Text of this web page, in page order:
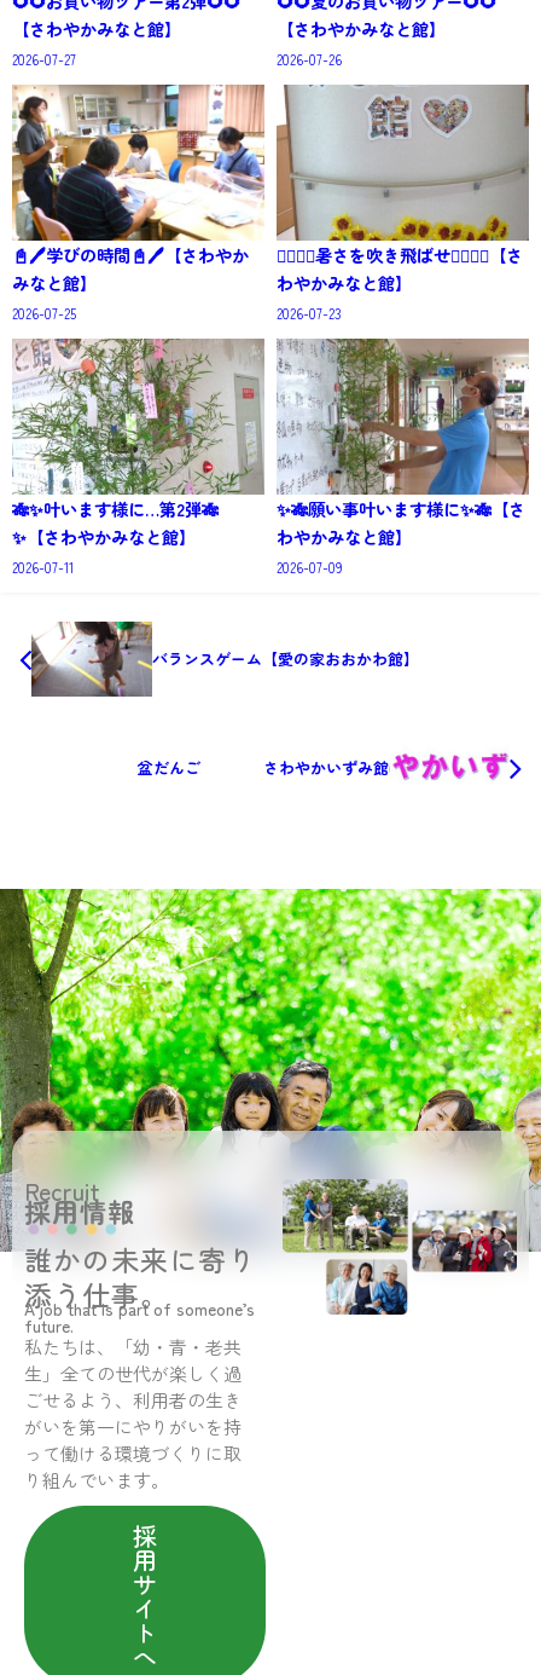
【さわやかみなと館】
2026-07-27
【さわやかみなと館】
2026-07-26
📓🖊️学びの時間📓🖊️【さわやか
みなと館】
2026-07-25
🏄‍♀️🏄‍♂️暑さを吹き飛ばせ🏄‍♀️🏄‍♂️【さ
わやかみなと館】
2026-07-23
🎋✨叶います様に…第2弾🎋
✨【さわやかみなと館】
2026-07-11
✨🎋願い事叶います様に✨🎋【さ
わやかみなと館】
2026-07-09
バランスゲーム【愛の家おおかわ館】
盆だんご さわやかいずみ館
Recruit
採用情報
誰かの未来に寄り
添う仕事。
A job that is part of someone’s
future.
私たちは、「幼・青・老共
生」全ての世代が楽しく過
ごせるよう、利用者の生き
がいを第一にやりがいを持
って働ける環境づくりに取
り組んでいます。
採
用
サ
イ
ト
へ